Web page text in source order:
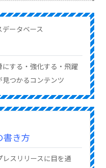
ータベース
する・強化する・飛躍
つかるコンテンツ
書き方
スリリースに目を通